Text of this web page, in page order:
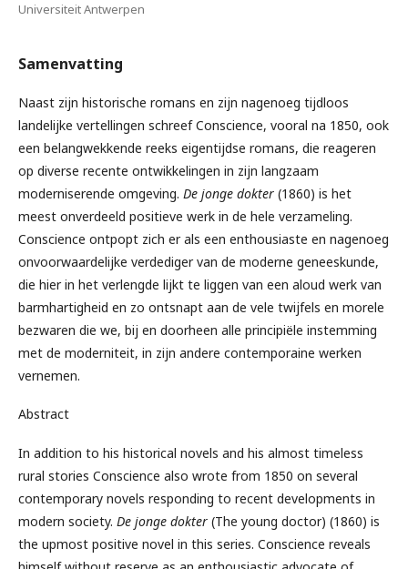
Universiteit Antwerpen
Samenvatting
Naast zijn historische romans en zijn nagenoeg tijdloos
landelijke vertellingen schreef Conscience, vooral na 1850, ook
een belangwekkende reeks eigentijdse romans, die reageren
op diverse recente ontwikkelingen in zijn langzaam
moderniserende omgeving. De jonge dokter (1860) is het
meest onverdeeld positieve werk in de hele verzameling.
Conscience ontpopt zich er als een enthousiaste en nagenoeg
onvoorwaardelijke verdediger van de moderne geneeskunde,
die hier in het verlengde lijkt te liggen van een aloud werk van
barmhartigheid en zo ontsnapt aan de vele twijfels en morele
bezwaren die we, bij en doorheen alle principiële instemming
met de moderniteit, in zijn andere contemporaine werken
vernemen.
Abstract
In addition to his historical novels and his almost timeless
rural stories Conscience also wrote from 1850 on several
contemporary novels responding to recent developments in
modern society. De jonge dokter (The young doctor) (1860) is
the upmost positive novel in this series. Conscience reveals